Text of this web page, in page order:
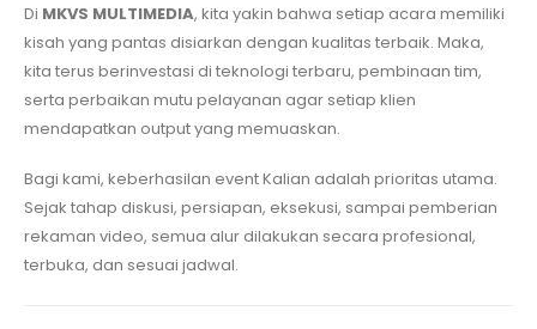
Di MKVS MULTIMEDIA, kita yakin bahwa setiap acara memiliki
kisah yang pantas disiarkan dengan kualitas terbaik. Maka,
kita terus berinvestasi di teknologi terbaru, pembinaan tim,
serta perbaikan mutu pelayanan agar setiap klien
mendapatkan output yang memuaskan.
Bagi kami, keberhasilan event Kalian adalah prioritas utama.
Sejak tahap diskusi, persiapan, eksekusi, sampai pemberian
rekaman video, semua alur dilakukan secara profesional,
terbuka, dan sesuai jadwal.